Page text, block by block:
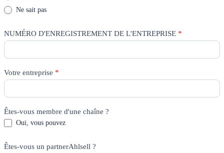
Ne sait pas
NUMÉRO D'ENREGISTREMENT DE L'ENTREPRISE *
Votre entreprise *
Êtes-vous membre d'une chaîne ?
Oui, vous pouvez
Êtes-vous un partnerAhlsell ?